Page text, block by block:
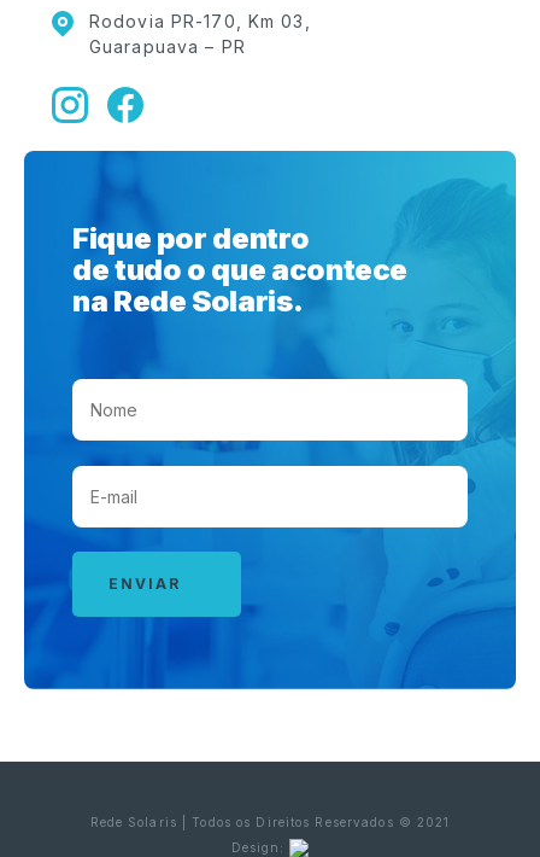
Rodovia PR-170, Km 03,
Guarapuava – PR
Fique por dentro
de tudo o que acontece
na Rede Solaris.
Rede Solaris | Todos os Direitos Reservados © 2021
Design: